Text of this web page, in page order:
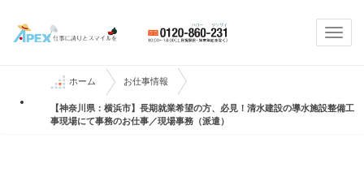
ホーム お仕事情報
【神奈川県：横浜市】長期就業希望の方、必見！清水建設の導水施設整備工
事現場にて事務のお仕事／現場事務（派遣）